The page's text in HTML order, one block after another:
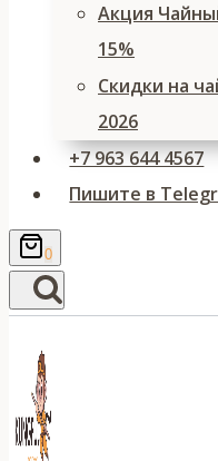
Акция
15%
Скидки на
2026
+7 963 644 4567
Пишите в
0